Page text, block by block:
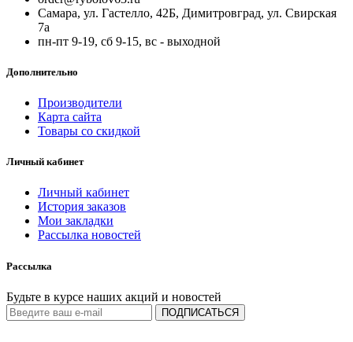
Самара, ул. Гастелло, 42Б, Димитровград, ул. Свирская
7а
пн-пт 9-19, сб 9-15, вс - выходной
Дополнительно
Производители
Карта сайта
Товары со скидкой
Личный кабинет
Личный кабинет
История заказов
Мои закладки
Рассылка новостей
Рассылка
Будьте в курсе наших акций и новостей
ПОДПИСАТЬСЯ